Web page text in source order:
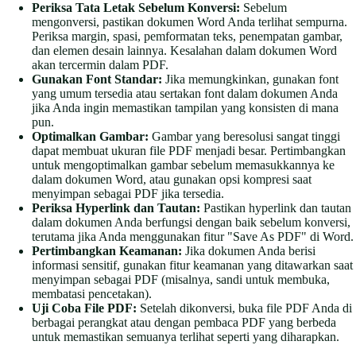
Periksa Tata Letak Sebelum Konversi: Sebelum
mengonversi, pastikan dokumen Word Anda terlihat sempurna.
Periksa margin, spasi, pemformatan teks, penempatan gambar,
dan elemen desain lainnya. Kesalahan dalam dokumen Word
akan tercermin dalam PDF.
Gunakan Font Standar: Jika memungkinkan, gunakan font
yang umum tersedia atau sertakan font dalam dokumen Anda
jika Anda ingin memastikan tampilan yang konsisten di mana
pun.
Optimalkan Gambar: Gambar yang beresolusi sangat tinggi
dapat membuat ukuran file PDF menjadi besar. Pertimbangkan
untuk mengoptimalkan gambar sebelum memasukkannya ke
dalam dokumen Word, atau gunakan opsi kompresi saat
menyimpan sebagai PDF jika tersedia.
Periksa Hyperlink dan Tautan: Pastikan hyperlink dan tautan
dalam dokumen Anda berfungsi dengan baik sebelum konversi,
terutama jika Anda menggunakan fitur "Save As PDF" di Word.
Pertimbangkan Keamanan: Jika dokumen Anda berisi
informasi sensitif, gunakan fitur keamanan yang ditawarkan saat
menyimpan sebagai PDF (misalnya, sandi untuk membuka,
membatasi pencetakan).
Uji Coba File PDF: Setelah dikonversi, buka file PDF Anda di
berbagai perangkat atau dengan pembaca PDF yang berbeda
untuk memastikan semuanya terlihat seperti yang diharapkan.